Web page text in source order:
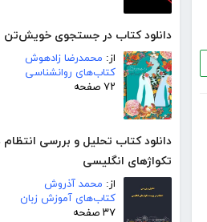
دانلود کتاب در جستجوی خویش‌تن
از: محمدرضا زادهوش
کتاب‌های روانشناسی
۷۲ صفحه
دانلود کتاب تحلیل و بررسی
تکواژهای انگلیسی
از: محمد آذروش
کتاب‌های آموزش زبان
۳۷ صفحه